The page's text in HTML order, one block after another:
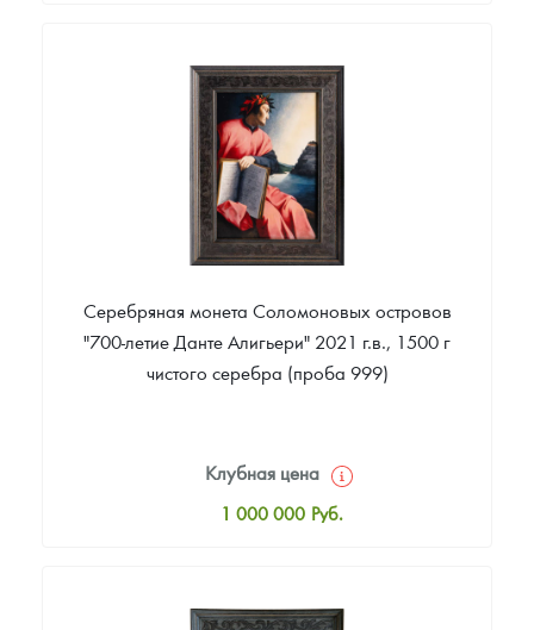
Цена выкупа
Звоните
Серебряная монета Соломоновых островов
"700-летие Данте Алигьери" 2021 г.в., 1500 г
чистого серебра (проба 999)
Клубная цена
1 000 000 Руб.
Цена выкупа